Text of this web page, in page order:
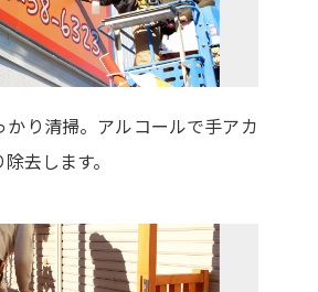
かり清掃。アルコールで手アカ
去します。